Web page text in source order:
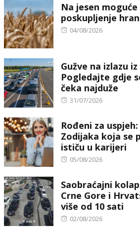
Na jesen moguće
poskupljenje
Posted
04/08/2026
Gužve na izlazu iz
Pogledajte gdje
čeka najduže
Posted
31/07/2026
Rođeni za
Zodijaka koja se
ističu u karijeri
Posted
05/08/2026
Saobraćajni
Crne Gore i
više od 10 sati
Posted
02/08/2026